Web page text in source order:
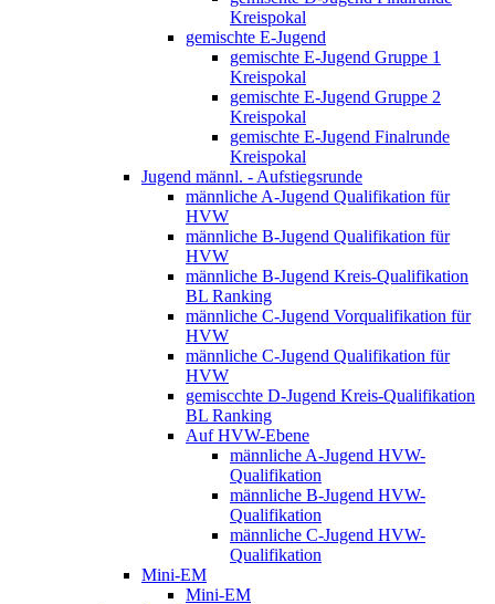
Kreispokal
gemischte E-Jugend
gemischte E-Jugend Gruppe 1
Kreispokal
gemischte E-Jugend Gruppe 2
Kreispokal
gemischte E-Jugend Finalrunde
Kreispokal
Jugend männl. - Aufstiegsrunde
männliche A-Jugend Qualifikation für
HVW
männliche B-Jugend Qualifikation für
HVW
männliche B-Jugend Kreis-Qualifikation
BL Ranking
männliche C-Jugend Vorqualifikation für
HVW
männliche C-Jugend Qualifikation für
HVW
gemiscchte D-Jugend Kreis-Qualifikation
BL Ranking
Auf HVW-Ebene
männliche A-Jugend HVW-
Qualifikation
männliche B-Jugend HVW-
Qualifikation
männliche C-Jugend HVW-
Qualifikation
Mini-EM
Mini-EM